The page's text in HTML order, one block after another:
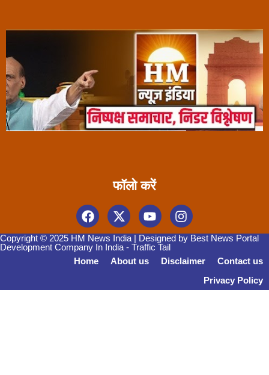
फॉलो करें
Copyright © 2025 HM News India | Designed by Best News Portal
Development Company In India - Traffic Tail
Home
About us Disclaimer
Contact us
Privacy Policy